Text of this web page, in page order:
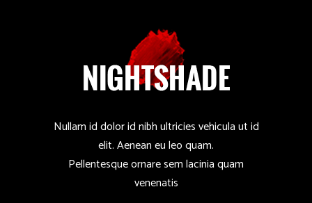
Nullam id dolor id nibh ultricies vehicula ut id
elit. Aenean eu leo quam.
Pellentesque ornare sem lacinia quam
venenatis